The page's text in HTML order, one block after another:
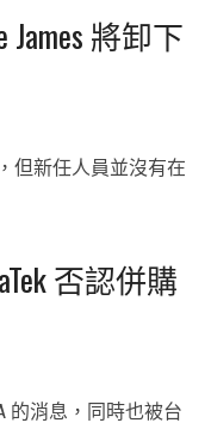
James 將卸下
但新任人員並沒有在
否認併購
的消息，同時也被台